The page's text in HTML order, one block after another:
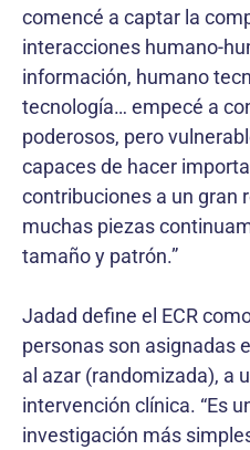
comencé a captar la
interacciones humano-
información, humano
tecnología… empecé a
poderosos, pero
capaces de hacer
contribuciones a un gran
muchas piezas
tamaño y patrón.”
Jadad define el ECR
personas son asignadas
al azar (randomizada), a
intervención clínica. “Es
investigación más